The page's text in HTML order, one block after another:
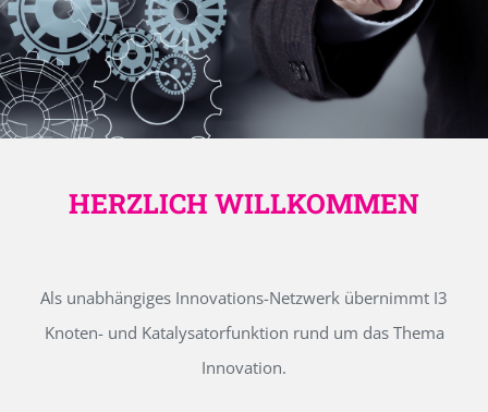
HERZLICH WILLKOMMEN
Als unabhängiges Innovations-Netzwerk übernimmt I3
Knoten- und Katalysatorfunktion rund um das Thema
Innovation.